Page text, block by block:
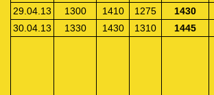
29.04.13
1300 1410 1275 1430
30.04.13
1330 1430 1310 1445